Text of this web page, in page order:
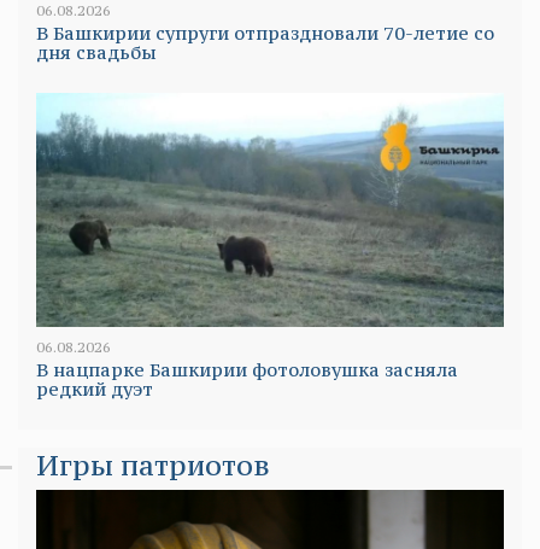
06.08.2026
В Башкирии супруги отпраздновали 70-летие со
дня свадьбы
06.08.2026
В нацпарке Башкирии фотоловушка засняла
редкий дуэт
Игры патриотов